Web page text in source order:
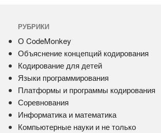
РУБРИКИ
О CodeMonkey
Объяснение концепций кодирования
Кодирование для детей
Языки программирования
Платформы и программы кодирования
Соревнования
Информатика и математика
Компьютерные науки и не только